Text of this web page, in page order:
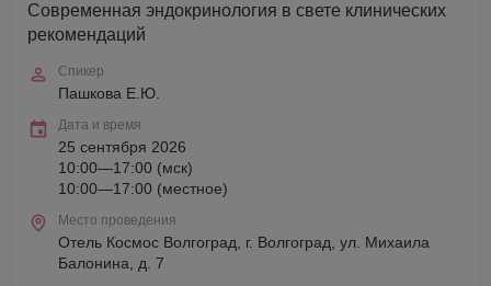
Современная эндокринология в свете клинических
рекомендаций
Спикер
Пашкова Е.Ю.
Дата и время
25 сентября 2026
10:00—17:00 (мск)
10:00—17:00 (местное)
Место проведения
Отель Космос Волгоград, г. Волгоград, ул. Михаила
Балонина, д. 7